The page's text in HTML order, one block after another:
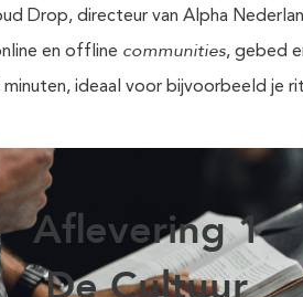
Drop, directeur van Alpha
en offline communities, gebed
ideaal voor bijvoorbeeld je
Aflevering 1